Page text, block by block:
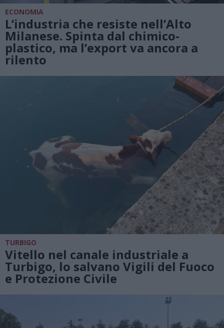
ECONOMIA
L’industria che resiste nell’Alto
Milanese. Spinta dal chimico-
plastico, ma l’export va ancora a
rilento
TURBIGO
Vitello nel canale industriale a
Turbigo, lo salvano Vigili del Fuoco
e Protezione Civile